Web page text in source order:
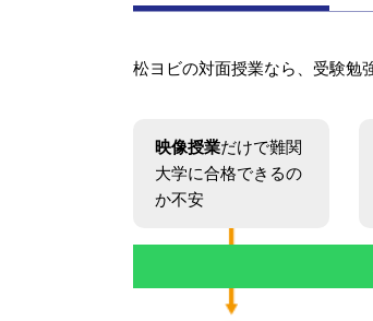
松ヨビの対面授業なら、受験勉
映像授業だけで難関
大学に合格できるの
か不安